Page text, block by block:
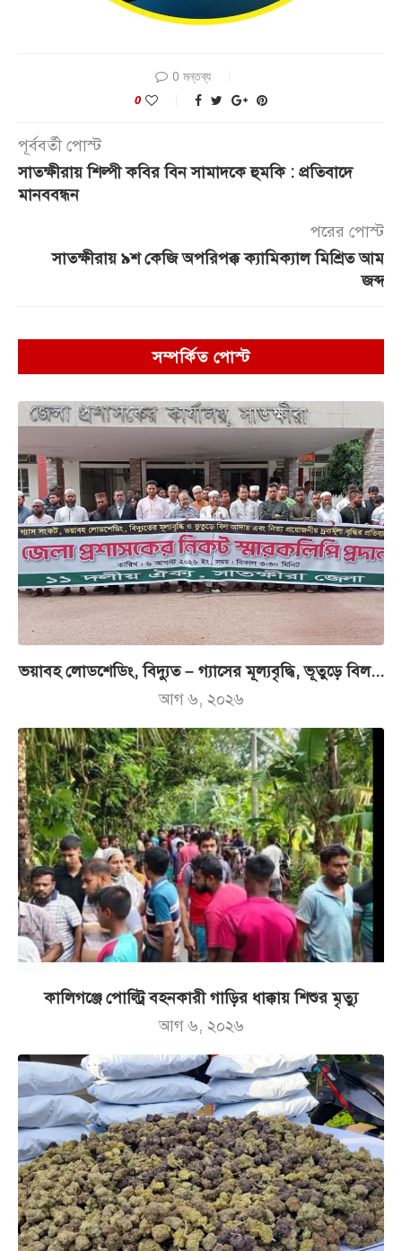
0 মন্তব্য
0
পূর্ববর্তী পোস্ট
সাতক্ষীরায় শিল্পী কবির বিন সামাদকে হুমকি : প্রতিবাদে
মানববন্ধন
পরের পোস্ট
সাতক্ষীরায় ৯শ কেজি অপরিপক্ক ক্যামিক্যাল মিশ্রিত আম
জব্দ
সম্পর্কিত পোস্ট
ভয়াবহ লোডশেডিং, বিদ্যুত – গ্যাসের মূল্যবৃদ্ধি, ভূতুড়ে বিল...
আগ ৬, ২০২৬
কালিগঞ্জে পোল্ট্রি বহনকারী গাড়ির ধাক্কায় শিশুর মৃত্যু
আগ ৬, ২০২৬